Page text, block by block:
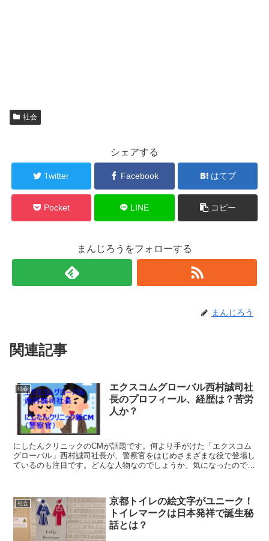
社会
シェアする
Twitter Facebook はてブ
Pocket LINE コピー
まんじろうをフォローする
まんじろう
関連記事
社会
エクスコムグローバル西村誠司社
長のプロフィール、経歴は？苦労
人か？
にしたんクリニックのCMが話題です。何より手がけた「エクスコム
グローバル」西村誠司社長が、警察官をはじめさまざまな役で登場し
ているのも注目です。どんな人物なのでしょうか。気になったので調
社会
京都トイレの絵文字がユニーク！
トイレマークは日本発祥で誕生秘
話とは？